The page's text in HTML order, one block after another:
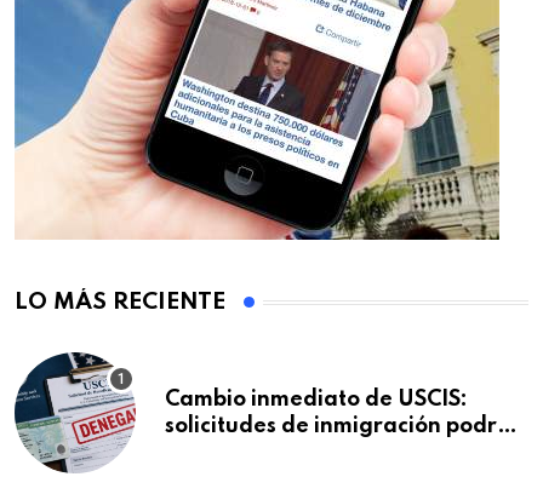
LO MÁS RECIENTE
Cambio inmediato de USCIS:
solicitudes de inmigración podrán